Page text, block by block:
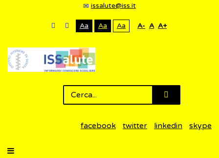
issalute@iss.it
Aa Aa Aa A- A A+
facebook twitter linkedin skype